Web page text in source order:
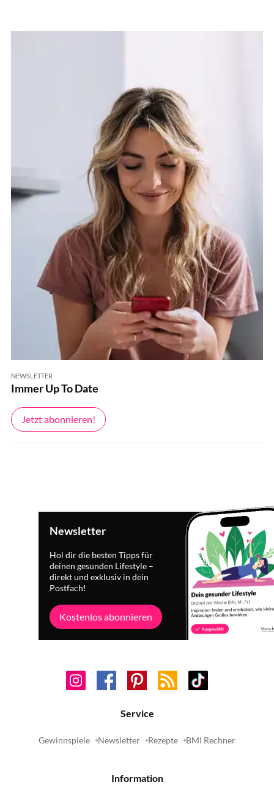
NEWSLETTER
Immer Up To Date
Jetzt abonnieren!
Newsletter
Hol dir die besten Tipps für
deinen gesunden Lifestyle –
direkt und exklusiv in dein
Postfach!
Kostenlos abonnieren
Service
Gewinnspiele Newsletter Rezepte BMI Rechner
Information